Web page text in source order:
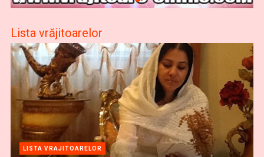
Lista vrăjitoarelor
LISTA VRAJITOARELOR